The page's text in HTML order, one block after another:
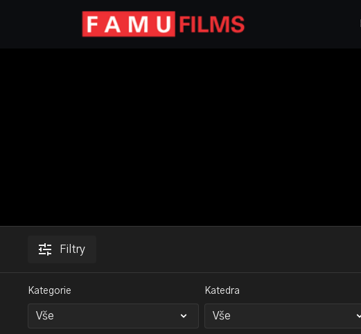
Filtry
Kategorie Katedra